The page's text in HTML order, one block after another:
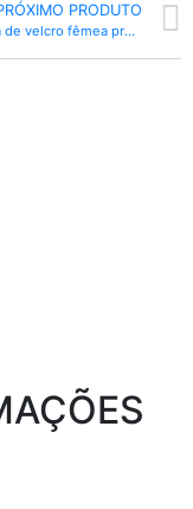
PRODUTO
Rolo de fita de velcro fêmea preto 20mm (25 mts)